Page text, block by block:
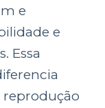
e
e
Essa